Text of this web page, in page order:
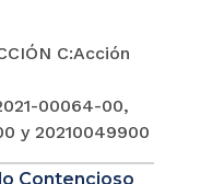
C:Acción
00064-00,
y 20210049900
Contencioso